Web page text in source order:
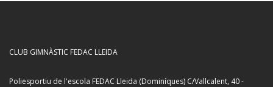
CLUB GIMNÀSTIC FEDAC LLEIDA
Poliesportiu de l'escola FEDAC Lleida (Dominíques) C/Vallcalent, 40 -